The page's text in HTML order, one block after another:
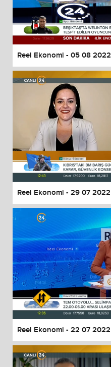
Reel Ekonomi - 05 08 2022
Reel Ekonomi - 29 07 2022
Reel Ekonomi - 22 07 2022